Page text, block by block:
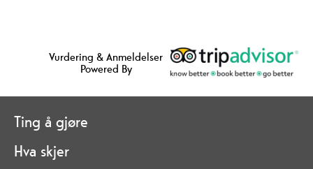
Vurdering & Anmeldelser
Powered By
Ting å gjøre
Hva skjer